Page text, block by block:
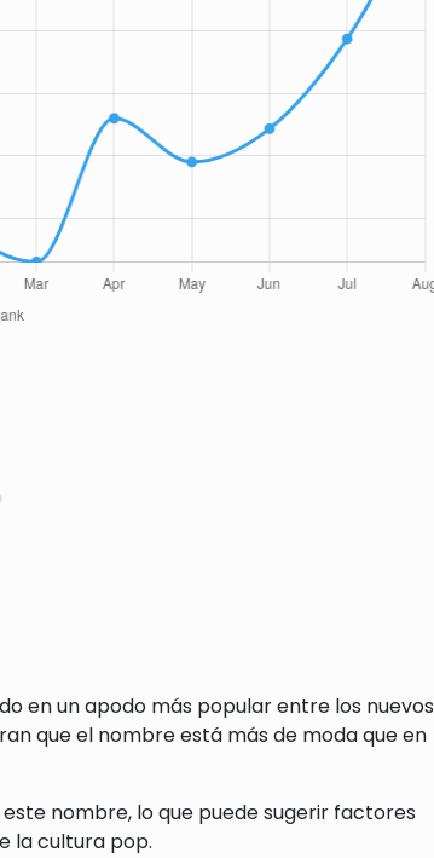
en un apodo más popular entre los nuevos
que el nombre está más de moda que en
nombre, lo que puede sugerir factores
la cultura pop.